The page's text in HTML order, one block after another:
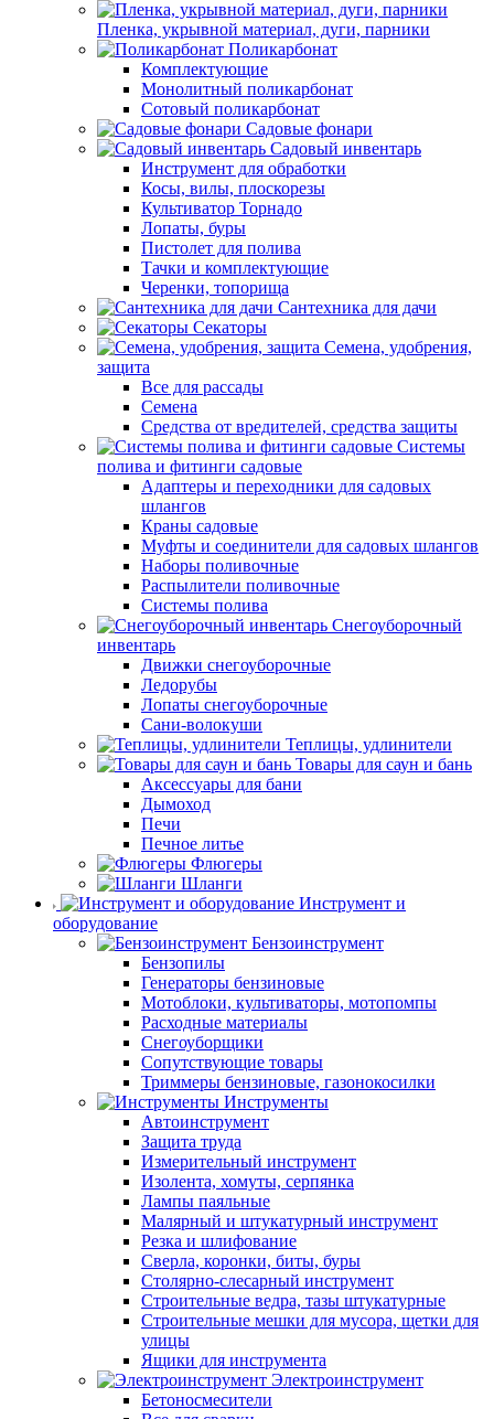
Пленка, укрывной материал, дуги, парники
Поликарбонат
Комплектующие
Монолитный поликарбонат
Сотовый поликарбонат
Садовые фонари
Садовый инвентарь
Инструмент для обработки
Косы, вилы, плоскорезы
Культиватор Торнадо
Лопаты, буры
Пистолет для полива
Тачки и комплектующие
Черенки, топорища
Сантехника для дачи
Секаторы
Семена, удобрения,
защита
Все для рассады
Семена
Средства от вредителей, средства защиты
Системы
полива и фитинги садовые
Адаптеры и переходники для садовых
шлангов
Краны садовые
Муфты и соединители для садовых шлангов
Наборы поливочные
Распылители поливочные
Системы полива
Снегоуборочный
инвентарь
Движки снегоуборочные
Ледорубы
Лопаты снегоуборочные
Сани-волокуши
Теплицы, удлинители
Товары для саун и бань
Аксессуары для бани
Дымоход
Печи
Печное литье
Флюгеры
Шланги
Инструмент и
оборудование
Бензоинструмент
Бензопилы
Генераторы бензиновые
Мотоблоки, культиваторы, мотопомпы
Расходные материалы
Снегоуборщики
Сопутствующие товары
Триммеры бензиновые, газонокосилки
Инструменты
Автоинструмент
Защита труда
Измерительный инструмент
Изолента, хомуты, серпянка
Лампы паяльные
Малярный и штукатурный инструмент
Резка и шлифование
Сверла, коронки, биты, буры
Столярно-слесарный инструмент
Строительные ведра, тазы штукатурные
Строительные мешки для мусора, щетки для
улицы
Ящики для инструмента
Электроинструмент
Бетоносмесители